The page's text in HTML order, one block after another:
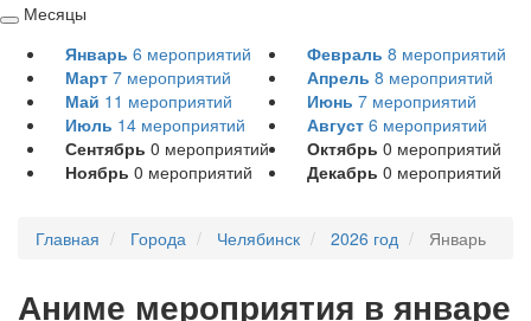
Свернуть
развернуть
Месяцы
Январь 6 мероприятий Февраль 8 мероприятий
Март 7 мероприятий Апрель 8 мероприятий
Май 11 мероприятий Июнь 7 мероприятий
Июль 14 мероприятий Август 6 мероприятий
Сентябрь 0 мероприятий Октябрь 0 мероприятий
Ноябрь 0 мероприятий Декабрь 0 мероприятий
Главная Города Челябинск 2026 год Январь
Аниме мероприятия в январе